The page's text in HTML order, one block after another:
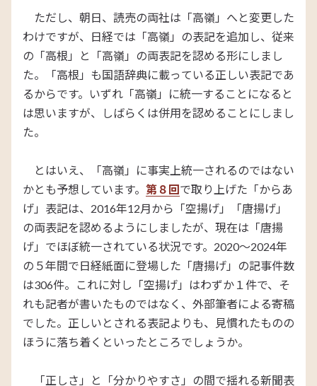
ただし、朝日、読売の両社は「高嶺」へと変更した
わけですが、日経では「高嶺」の表記を追加し、従来
の「高根」と「高嶺」の両表記を認める形にしまし
た。「高根」も国語辞典に載っている正しい表記であ
るからです。いずれ「高嶺」に統一することになると
は思いますが、しばらくは併用を認めることにしまし
た。
とはいえ、「高嶺」に事実上統一されるのではない
かとも予想しています。 第８回で取り上げた「からあ
げ」表記は、2016年12月から「空揚げ」「唐揚げ」
の両表記を認めるようにしましたが、現在は「唐揚
げ」でほぼ統一されている状況です。2020～2024年
の５年間で日経紙面に登場した「唐揚げ」の記事件数
は306件。これに対し「空揚げ」はわずか１件で、そ
れも記者が書いたものではなく、外部筆者による寄稿
でした。正しいとされる表記よりも、見慣れたものの
ほうに落ち着くといったところでしょうか。
「正しさ」と「分かりやすさ」の間で揺れる新聞表